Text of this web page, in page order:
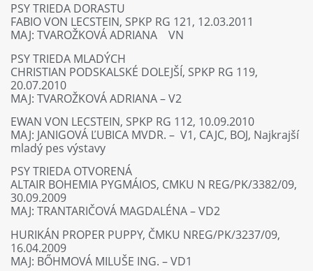
PSY TRIEDA DORASTU
FABIO VON LECSTEIN, SPKP RG 121, 12.03.2011
MAJ: TVAROŽKOVÁ ADRIANA VN
PSY TRIEDA MLADÝCH
CHRISTIAN PODSKALSKÉ DOLEJŠÍ, SPKP RG 119,
20.07.2010
MAJ: TVAROŽKOVÁ ADRIANA – V2
EWAN VON LECSTEIN, SPKP RG 112, 10.09.2010
MAJ: JANIGOVÁ ĽUBICA MVDR. – V1, CAJC, BOJ, Najkrajší
mladý pes výstavy
PSY TRIEDA OTVORENÁ
ALTAIR BOHEMIA PYGMÁIOS, CMKU N REG/PK/3382/09,
30.09.2009
MAJ: TRANTARIČOVÁ MAGDALÉNA – VD2
HURIKÁN PROPER PUPPY, ČMKU NREG/PK/3237/09,
16.04.2009
MAJ: BŐHMOVÁ MILUŠE ING. – VD1